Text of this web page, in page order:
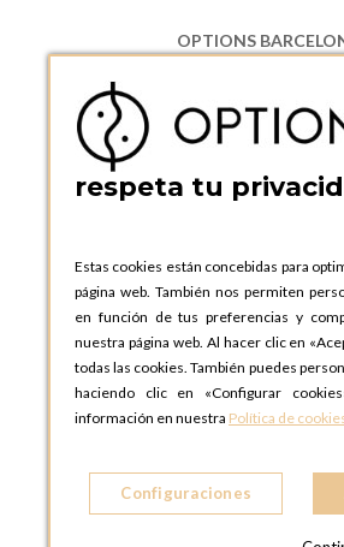
OPTIONS
08130 Santa Perpetua de Moguda,
ESPAñA
Teléfono:
+34 935 724
OPTIONS BARCELONA
ESPAñA
Teléfono:+34 935 724
OPTIONS
C. Lucio Emilio Cándido,
28803 Alcalá de Henares,
ESPAñA
OPTIONS MADRID
respeta tu
Estas cookies están concebidas para
página web. También nos permiten
en función de tus preferencias y
nuestra página web. Al hacer clic en
todas las cookies. También puedes
haciendo clic en «Configurar
información en nuestra Política de
Configuraciones